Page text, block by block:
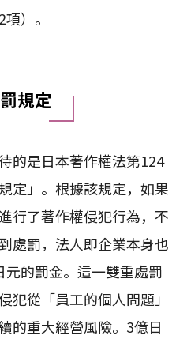
）。
規定
的是日本著作權法第124
定」。根據該規定，如果
行了著作權侵犯行為，不
處罰，法人即企業本身也
的罰金。這一雙重處罰
犯從「員工的個人問題」
的重大經營風險。3億日